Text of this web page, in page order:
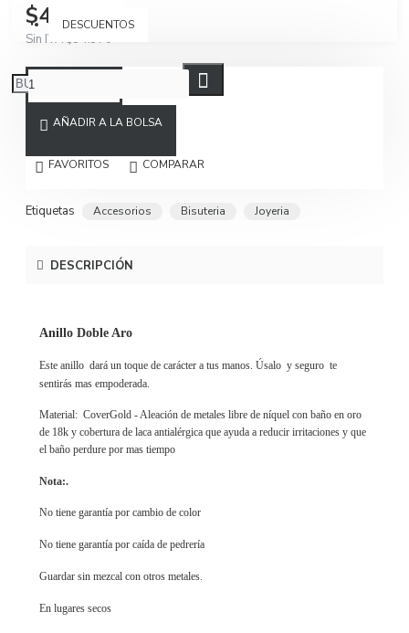
DESCUENTOS
$40.900
Sin IVA $34.370
AÑADIR A LA BOLSA
FAVORITOS COMPARAR
Etiquetas Accesorios Bisuteria Joyeria
DESCRIPCIÓN
Anillo Doble Aro
Este anillo dará un toque de carácter a tus manos. Úsalo y seguro te
sentirás mas empoderada.
Material: CoverGold - Aleación de metales libre de níquel con baño en oro
de 18k y cobertura de laca antialérgica que ayuda a reducir irritaciones y que
el baño perdure por mas tiempo
Nota:.
No tiene garantía por cambio de color
No tiene garantía por caída de pedrería
Guardar sin mezcal con otros metales.
En lugares secos